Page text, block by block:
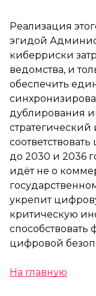
Реализация
эгидой
киберриски
ведомства, и
обеспечить
дублирования
до 2030 и 2036
идёт не о
укрепит
критическую
цифровой
На главную